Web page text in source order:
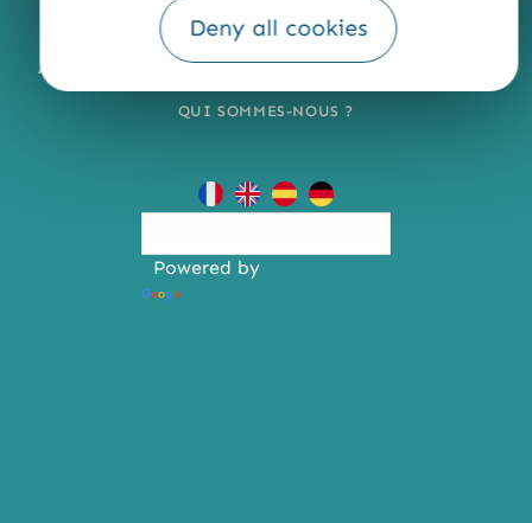
Deny all cookies
MENTIONS LÉGALES PLAN DU SITE
ACCESSIBILITÉ : NON CONFORME PRESSE
QUI SOMMES-NOUS ?
Powered by